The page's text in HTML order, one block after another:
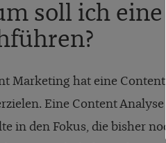
soll ich
Marketing hat eine Content
Eine Content
in den Fokus, die bisher